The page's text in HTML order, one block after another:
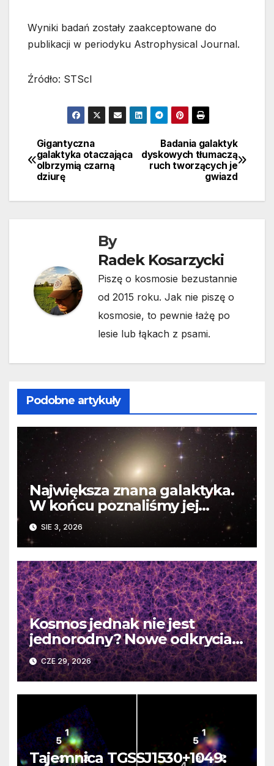
Wyniki badań zostały zaakceptowane do
publikacji w periodyku Astrophysical Journal.
Źródło: STScI
Nawigacja
wpisu
Badania galaktyk
dyskowych tłumaczą
ruch tworzących je
gwiazd
Gigantyczna
galaktyka otaczająca
olbrzymią czarną
dziurę
By
Radek Kosarzycki
Piszę o kosmosie bezustannie
od 2015 roku. Jak nie piszę o
kosmosie, to pewnie łażę po
lesie lub łąkach z psami.
Podobne artykuły
Największa znana galaktyka.
W końcu poznaliśmy jej
faktyczne wymiary
SIE 3, 2026
Kosmos jednak nie jest
jednorodny? Nowe odkrycia
DESI burzą fundamentalne
zasady kosmologii
CZE 29, 2026
Tajemnica TGSSJ1530+1049: